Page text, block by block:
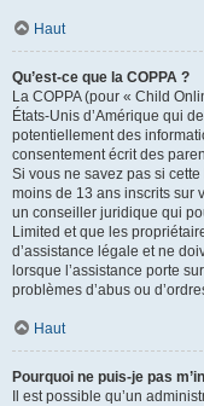
Haut
Qu’est-ce que la COPPA ?
La COPPA (pour « Child
États-Unis d’Amérique qui
potentiellement des
consentement écrit des
Si vous ne savez pas si
moins de 13 ans inscrits sur
un conseiller juridique qui
Limited et que les
d’assistance légale et ne
lorsque l’assistance porte
problèmes d’abus ou
Haut
Pourquoi ne puis-je pas
Il est possible qu’un